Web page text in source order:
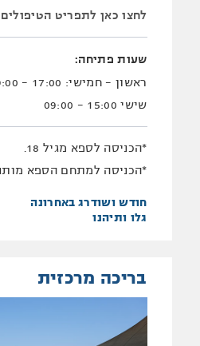
לחצו כאן לתפריט הטיפולים
שעות פתיחה:
ראשון - חמישי: 17:00 - 9:00
שישי 15:00 - 09:00
*הכניסה לספא מגיל 18.
*הכניסה למתחם הספא
חודש ושודרג באחרונה
גלו ותיהנו
בריכה מרכזית